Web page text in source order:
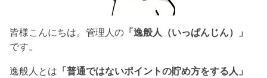
皆様こんにちは。管理人の 「逸般人（いっぱんじん）」
です。
逸般人とは 「普通ではないポイントの貯め方をする人」